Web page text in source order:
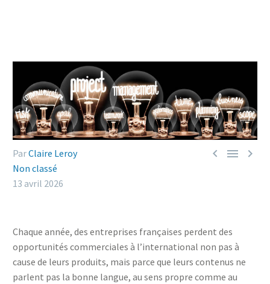
  
ParClaire Leroy
Non classé
13 avril 2026
Chaque année, des entreprises françaises perdent des
opportunités commerciales à l’international non pas à
cause de leurs produits, mais parce que leurs contenus ne
parlent pas la bonne langue, au sens propre comme au